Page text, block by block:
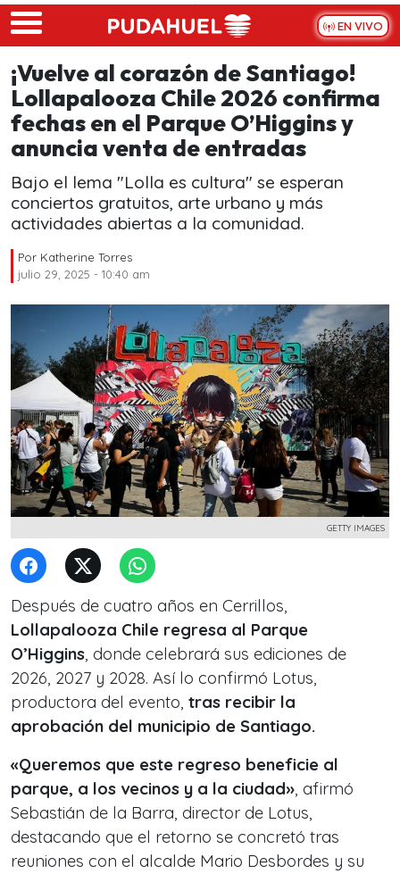
Skip to main content
EN VIVO
¡Vuelve al corazón de Santiago!
Lollapalooza Chile 2026 confirma
fechas en el Parque O’Higgins y
anuncia venta de entradas
Bajo el lema "Lolla es cultura" se esperan
conciertos gratuitos, arte urbano y más
actividades abiertas a la comunidad.
Por Katherine Torres
julio 29, 2025 - 10:40 am
GETTY IMAGES
Después de cuatro años en Cerrillos,
Lollapalooza Chile regresa al Parque
O’Higgins, donde celebrará sus ediciones de
2026, 2027 y 2028. Así lo confirmó Lotus,
productora del evento, tras recibir la
aprobación del municipio de Santiago.
«Queremos que este regreso beneficie al
parque, a los vecinos y a la ciudad», afirmó
Sebastián de la Barra, director de Lotus,
destacando que el retorno se concretó tras
reuniones con el alcalde Mario Desbordes y su